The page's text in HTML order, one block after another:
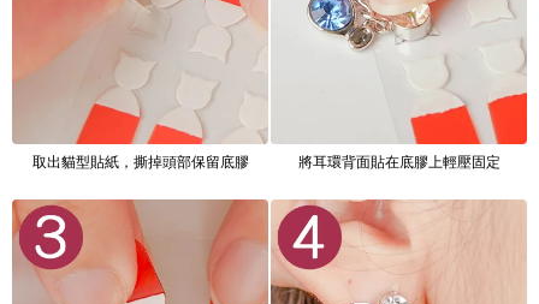
取出貓型貼紙，撕掉頭部保留底膠 將耳環背面貼在底膠上輕壓固定